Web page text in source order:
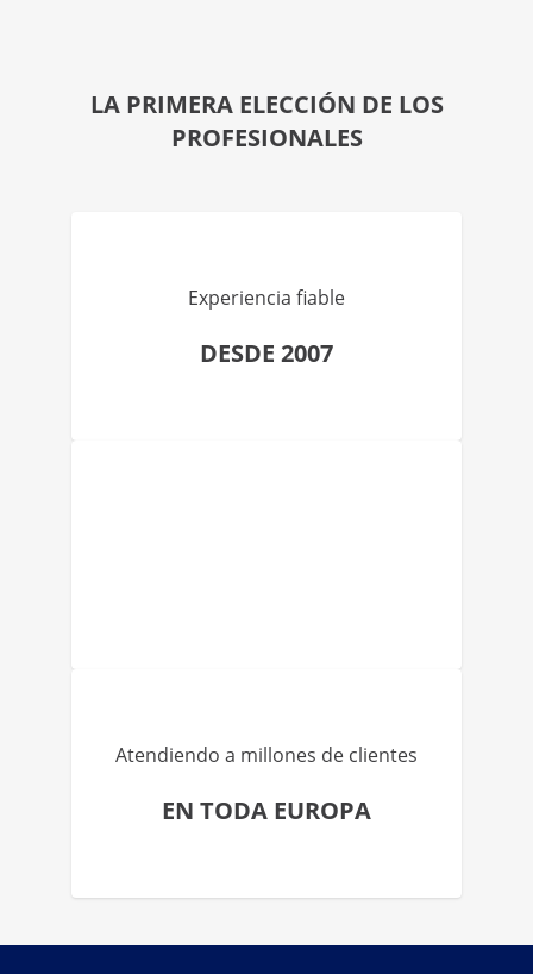
LA PRIMERA ELECCIÓN DE LOS
PROFESIONALES
Experiencia fiable
DESDE 2007
Atendiendo a millones de clientes
EN TODA EUROPA